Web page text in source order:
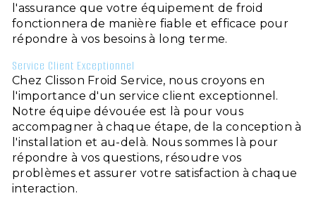
l'assurance que votre équipement de froid
fonctionnera de manière fiable et efficace pour
répondre à vos besoins à long terme.
Service Client Exceptionnel
Chez Clisson Froid Service, nous croyons en
l'importance d'un service client exceptionnel.
Notre équipe dévouée est là pour vous
accompagner à chaque étape, de la conception à
l'installation et au-delà. Nous sommes là pour
répondre à vos questions, résoudre vos
problèmes et assurer votre satisfaction à chaque
interaction.